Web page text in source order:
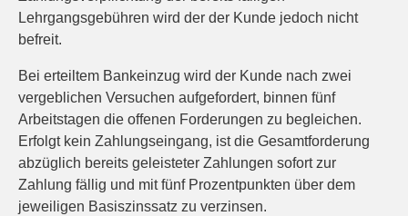
Lehrgangsgebühren wird der der Kunde jedoch nicht
befreit.
Bei erteiltem Bankeinzug wird der Kunde nach zwei
vergeblichen Versuchen aufgefordert, binnen fünf
Arbeitstagen die offenen Forderungen zu begleichen.
Erfolgt kein Zahlungseingang, ist die Gesamtforderung
abzüglich bereits geleisteter Zahlungen sofort zur
Zahlung fällig und mit fünf Prozentpunkten über dem
jeweiligen Basiszinssatz zu verzinsen.